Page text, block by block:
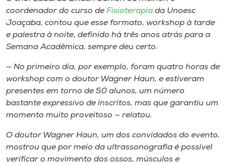
coordenador do curso de Fisioterapia da Unoesc
Joaçaba, contou que esse formato, workshop à tarde
e palestra à noite, definido há três anos atrás para a
Semana Acadêmica, sempre deu certo.
— No primeiro dia, por exemplo, foram quatro horas de
workshop com o doutor Wagner Haun, e estiveram
presentes em torno de 50 alunos, um número
bastante expressivo de inscritos, mas que garantiu um
momento muito proveitoso — relatou.
O doutor Wagner Haun, um dos convidados do evento,
mostrou que por meio da ultrassonografia é possível
verificar o movimento dos ossos, músculos e